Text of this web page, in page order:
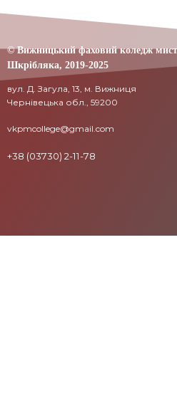
© Вижницький фаховий коледж
Шкрібляка, 2019-2025
вул. Д. Загула, 13, м. Вижниця
Чернівецька обл., 59200
vkpmcollege@gmail.com
+38 (03730) 2-11-78